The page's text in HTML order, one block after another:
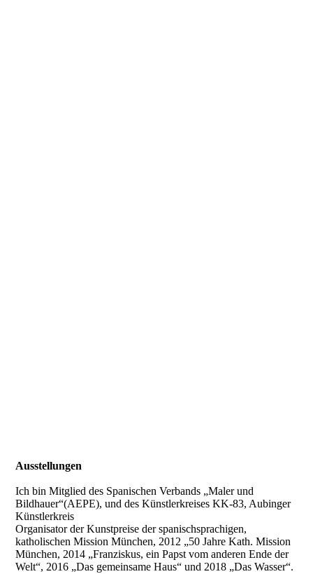
Ausstellungen
Ich bin Mitglied des Spanischen Verbands „Maler und
Bildhauer“(AEPE), und des Künstlerkreises KK-83, Aubinger
Künstlerkreis
Organisator der Kunstpreise der spanischsprachigen,
katholischen Mission München, 2012 „50 Jahre Kath. Mission
München, 2014 „Franziskus, ein Papst vom anderen Ende der
Welt“, 2016 „Das gemeinsame Haus“ und 2018 „Das Wasser“.